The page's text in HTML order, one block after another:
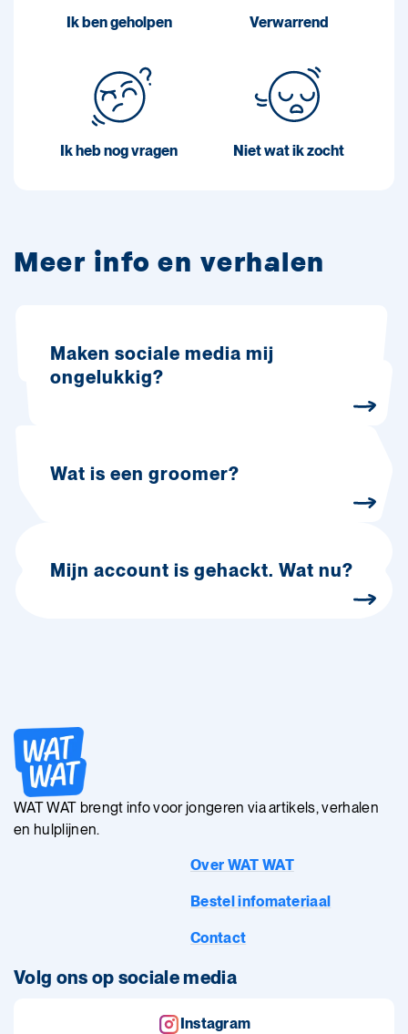
Ik ben geholpen Verwarrend
Ik heb nog vragen Niet wat ik zocht
Meer info en verhalen
Maken sociale media mij
ongelukkig?
Wat is een groomer?
Mijn account is gehackt. Wat nu?
WAT WAT brengt info voor jongeren via artikels, verhalen
en hulplijnen.
Over WAT WAT
Bestel infomateriaal
Contact
Volg ons op sociale media
Instagram